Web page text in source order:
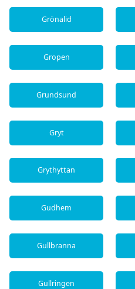
Grönalid
Gropen
Grundsund
Gryt
Grythyttan
Gudhem
Gullbranna
Gullringen